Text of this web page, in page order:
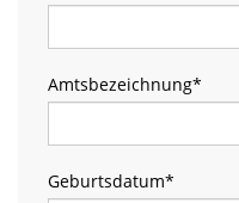
Amtsbezeichnung*
Geburtsdatum*